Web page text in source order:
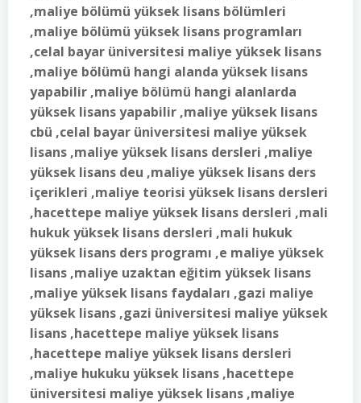
,maliye bölümü yüksek lisans bölümleri
,maliye bölümü yüksek lisans programları
,celal bayar üniversitesi maliye yüksek lisans
,maliye bölümü hangi alanda yüksek lisans
yapabilir ,maliye bölümü hangi alanlarda
yüksek lisans yapabilir ,maliye yüksek lisans
cbü ,celal bayar üniversitesi maliye yüksek
lisans ,maliye yüksek lisans dersleri ,maliye
yüksek lisans deu ,maliye yüksek lisans ders
içerikleri ,maliye teorisi yüksek lisans dersleri
,hacettepe maliye yüksek lisans dersleri ,mali
hukuk yüksek lisans dersleri ,mali hukuk
yüksek lisans ders programı ,e maliye yüksek
lisans ,maliye uzaktan eğitim yüksek lisans
,maliye yüksek lisans faydaları ,gazi maliye
yüksek lisans ,gazi üniversitesi maliye yüksek
lisans ,hacettepe maliye yüksek lisans
,hacettepe maliye yüksek lisans dersleri
,maliye hukuku yüksek lisans ,hacettepe
üniversitesi maliye yüksek lisans ,maliye